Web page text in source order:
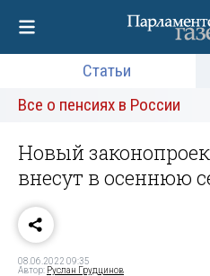
Статьи
Все о пенсиях в России
Новый
внесут в осеннюю
08.06.2022 09:35
Автор: Руслан Грудцинов